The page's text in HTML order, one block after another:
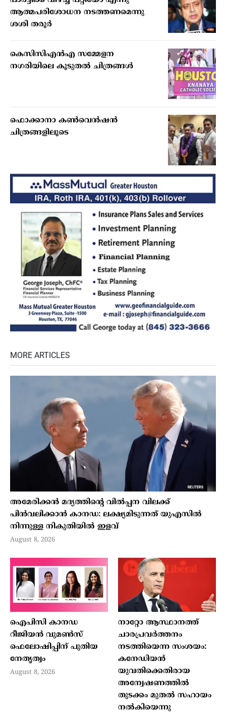
ആത്മപരിശോധന നടത്തണമെന്നു
ശശി തരൂര്‍
കെസിസിഎന്‍എ സമ്മേളന
നഗരിയിലെ കൂടുതല്‍ ചിത്രങ്ങള്‍
ഫൊക്കാനാ കണ്‍വെന്‍ഷന്‍
ചിത്രങ്ങളിലൂടെ
MORE ARTICLES
അമേരിക്കന്‍ മദ്യത്തിന്റെ വില്‍പ്പന വിലക്ക്
പിന്‍വലിക്കാന്‍ കാനഡ: ലക്ഷ്യമിടുന്നത് യുഎസില്‍
നിന്നുള്ള നികുതിയില്‍ ഇളവ്
August 8, 2026
ഐപിസി കാനഡ
റീജിയന്‍ വുമണ്‍സ്
ഫെലോഷിപ്പിന് പുതിയ
നേതൃത്വം
August 8, 2026
നാറ്റോ ആസ്ഥാനത്ത്
ചാരപ്രവര്‍ത്തനം
നടത്തിയെന്ന സംശയം:
കനേഡിയന്‍
യുവതിക്കെതിരായ
അന്വേഷണത്തില്‍
തുടക്കം മുതല്‍ സഹായം
നല്‍കിയെന്നു